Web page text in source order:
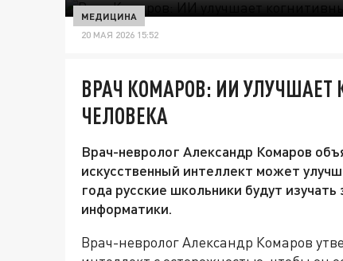
МЕДИЦИНА
20 МАЯ 2026 15:52
ВРАЧ КОМАРОВ: ИИ
ЧЕЛОВЕКА
Врач-невролог Александр Комаров
искусственный интеллект может
года русские школьники будут
информатики.
Врач-невролог Александр Комаров